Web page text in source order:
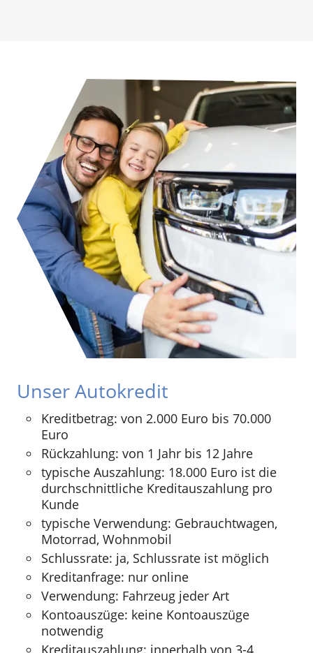
Unser Autokredit
Kreditbetrag: von 2.000 Euro bis 70.000
Euro
Rückzahlung: von 1 Jahr bis 12 Jahre
typische Auszahlung: 18.000 Euro ist die
durchschnittliche Kreditauszahlung pro
Kunde
typische Verwendung: Gebrauchtwagen,
Motorrad, Wohnmobil
Schlussrate: ja, Schlussrate ist möglich
Kreditanfrage: nur online
Verwendung: Fahrzeug jeder Art
Kontoauszüge: keine Kontoauszüge
notwendig
Kreditauszahlung: innerhalb von 3-4